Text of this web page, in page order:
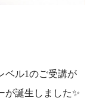
ベル1のご受講が
が誕生しました✨